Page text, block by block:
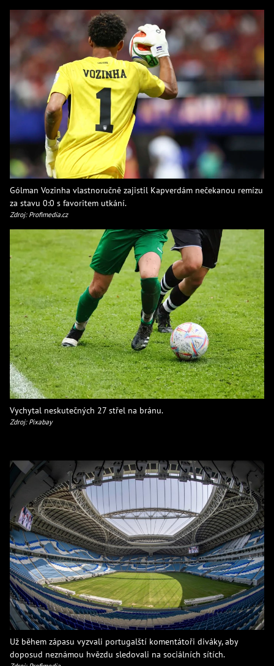
Gólman Vozinha vlastnoručně zajistil Kapverdám nečekanou remízu
za stavu 0:0 s favoritem utkání.
Zdroj: Profimedia.cz
Vychytal neskutečných 27 střel na bránu.
Zdroj: Pixabay
Už během zápasu vyzvali portugalští komentátoři diváky, aby
doposud neznámou hvězdu sledovali na sociálních sítích.